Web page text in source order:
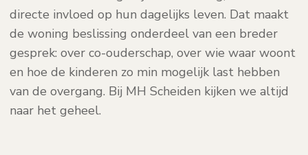
directe invloed op hun dagelijks leven. Dat maakt
de woning beslissing onderdeel van een breder
gesprek: over co-ouderschap, over wie waar woont
en hoe de kinderen zo min mogelijk last hebben
van de overgang. Bij MH Scheiden kijken we altijd
naar het geheel.